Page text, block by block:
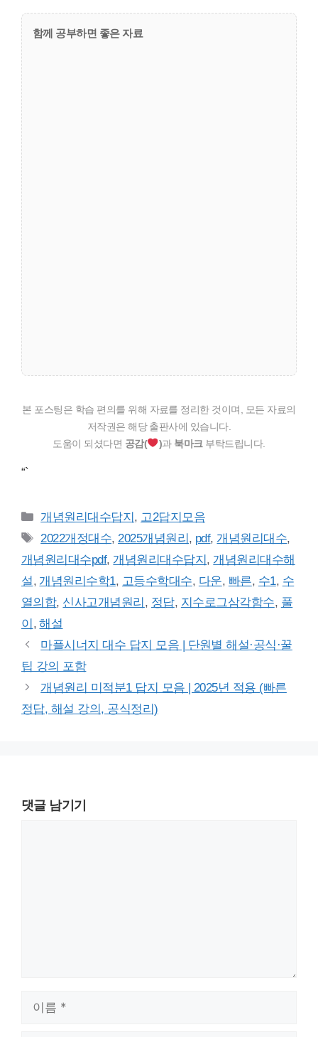
함께 공부하면 좋은 자료
본 포스팅은 학습 편의를 위해 자료를 정리한 것이며, 모든 자료의
저작권은 해당 출판사에 있습니다.
도움이 되셨다면 공감( )과 북마크 부탁드립니다.
“`
카
테
리
개념원리대수답지, 고2답지모음
태
그
2022개정대수, 2025개념원리, pdf, 개념원리대수,
개념원리대수pdf, 개념원리대수답지, 개념원리대수해
설 , 개념원리수학1, 고등수학대수, 다운, 빠른, 수1, 수
열의합, 신사고개념원리 , 정답, 지수로그삼각함수, 풀
이 ,해설
마플시너지 대수 답지 모음 | 단원별 해설·공식·꿀
팁 강의 포함
개념원리 미적분1 답지 모음 | 2025년 적용 (빠른
정답, 해설 강의, 공식정리)
댓글 남기기